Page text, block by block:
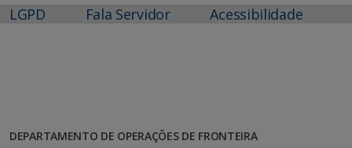
LGPD Fala Servidor Acessibilidade
DEPARTAMENTO DE OPERAÇÕES DE FRONTEIRA